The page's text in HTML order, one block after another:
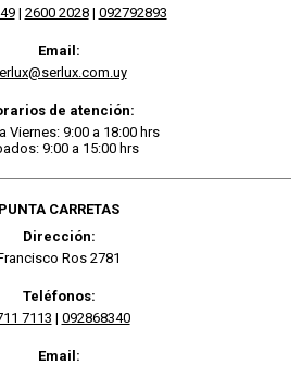
| 2600 2028| 092792893
Email:
de atención:
Viernes: 9:00 a 18:00 hrs
9:00 a 15:00 hrs
PUNTA CARRETAS
Dirección:
Ros 2781
Teléfonos:
7113 | 092868340
Email: